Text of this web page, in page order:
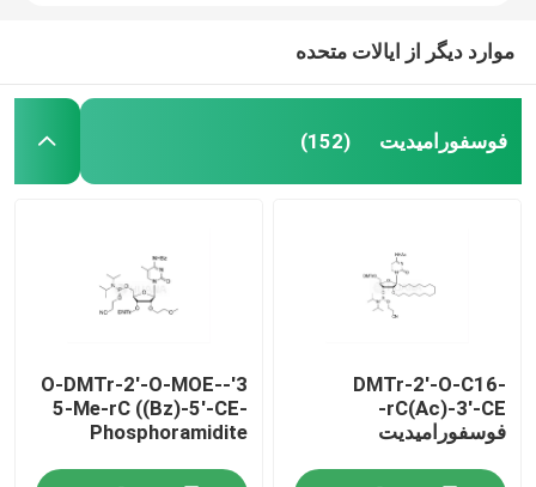
موارد دیگر از ایالات متحده
فوسفورامیدیت (152)
DMTr-2'-O-C16-
rC(Ac)-3'-CE-
فوسفورامیدیت
3'-O-DMTr-2'-O-MOE-
5-Me-rC ((Bz)-5'-CE-
Phosphoramidite